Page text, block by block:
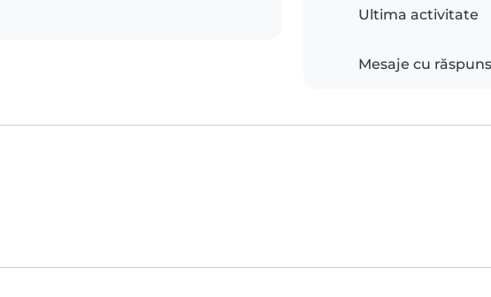
Ultima activitate
Mesaje cu răspuns